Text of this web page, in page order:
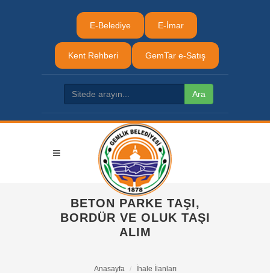
E-Belediye E-İmar
Kent Rehberi GemTar e-Satış
BETON PARKE TAŞI,
BORDÜR VE OLUK TAŞI
ALIM
Anasayfa İhale İlanları